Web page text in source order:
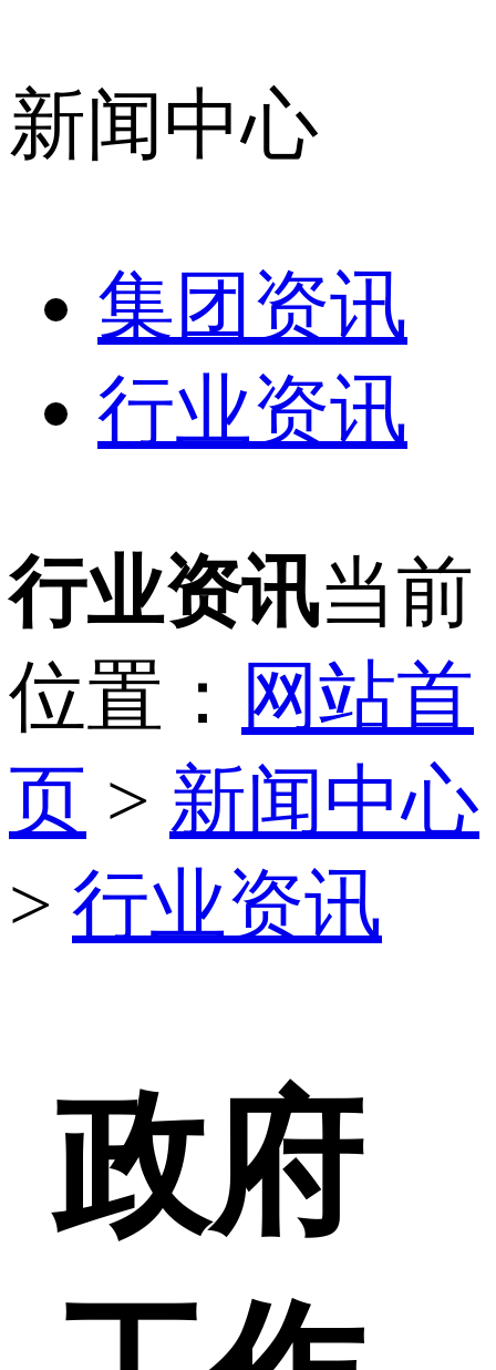
新闻中心
集团资讯
行业资讯
行业资讯当前
位置： 网站首
页 > 新闻中心
> 行业资讯
政府